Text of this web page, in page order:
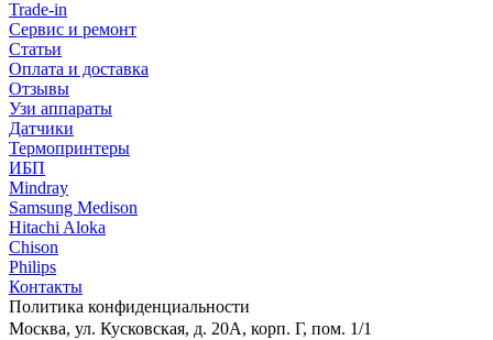
Trade-in
Сервис и ремонт
Статьи
Оплата и доставка
Отзывы
Узи аппараты
Датчики
Термопринтеры
ИБП
Mindray
Samsung Medison
Hitachi Aloka
Сhison
Philips
Контакты
Политика конфиденциальности
Москва, ул. Кусковская, д. 20А, корп. Г, пом. 1/1